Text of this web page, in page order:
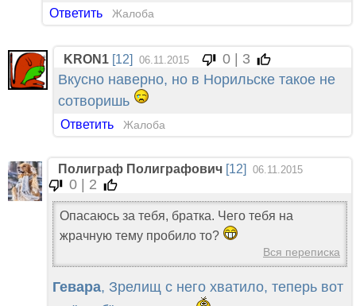
Ответить Жалоба
KRON1 [12] 06.11.2015
0 | 3
Вкусно наверно, но в Норильске такое не
сотворишь
Ответить Жалоба
Полиграф Полиграфович [12] 06.11.2015
0 | 2
Опасаюсь за тебя, братка. Чего тебя на
жрачную тему пробило то?
Вся переписка
Гевара, Зрелищ с него хватило, теперь вот